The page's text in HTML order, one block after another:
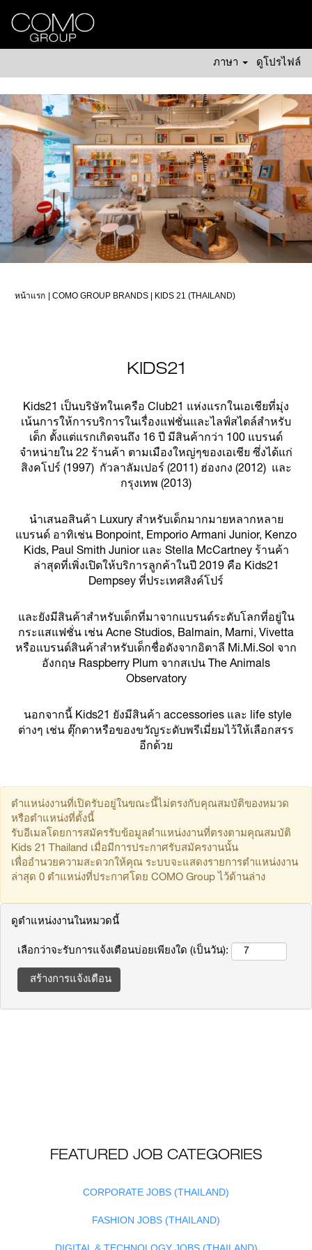
ภาษา ดูโปรไฟล์
21
Thailand
หน้าแรก | COMO GROUP BRANDS | KIDS 21 (THAILAND)
KIDS21
Kids21 เป็นบริษัทในเครือ Club21 แห่งแรกในเอเชียที่มุ่ง
เน้นการให้การบริการในเรื่องแฟชั่นและไลฟ์สไตล์สำหรับ
เด็ก ตั้งแต่แรกเกิดจนถึง 16 ปี มีสินค้ากว่า 100 แบรนด์
จำหน่ายใน 22 ร้านค้า ตามเมืองใหญ่ๆของเอเชีย ซึ่งได้แก่
สิงคโปร์ (1997) กัวลาลัมเปอร์ (2011) ฮ่องกง (2012) และ
กรุงเทพ (2013)
นำเสนอสินค้า Luxury สำหรับเด็กมากมายหลากหลาย
แบรนด์ อาทิเช่น Bonpoint, Emporio Armani Junior, Kenzo
Kids, Paul Smith Junior และ Stella McCartney ร้านค้า
ล่าสุดที่เพิ่งเปิดให้บริการลูกค้าในปี 2019 คือ Kids21
Dempsey ที่ประเทศสิงค์โปร์
และยังมีสินค้าสำหรับเด็กที่มาจากแบรนด์ระดับโลกที่อยู่ใน
กระแสแฟชั่น เช่น Acne Studios, Balmain, Marni, Vivetta
หรือแบรนด์สินค้าสำหรับเด็กชื่อดังจากอิตาลี Mi.Mi.Sol จาก
อังกฤษ Raspberry Plum จากสเปน The Animals
Observatory
นอกจากนี้ Kids21 ยังมีสินค้า accessories และ life style
ต่างๆ เช่น ตุ๊กตาหรือของขวัญระดับพรีเมี่ยมไว้ให้เลือกสรร
อีกด้วย
ตำแหน่งงานที่เปิดรับอยู่ในขณะนี้ไม่ตรงกับคุณสมบัติของหมวด
หรือตำแหน่งที่ตั้งนี้
รับอีเมลโดยการสมัครรับข้อมูลตำแหน่งงานที่ตรงตามคุณสมบัติ
Kids 21 Thailand เมื่อมีการประกาศรับสมัครงานนั้น
เพื่ออำนวยความสะดวกให้คุณ ระบบจะแสดงรายการตำแหน่งงาน
ล่าสุด 0 ตำแหน่งที่ประกาศโดย COMO Group ไว้ด้านล่าง
ดูตำแหน่งงานในหมวดนี้
เลือกว่าจะรับการแจ้งเตือนบ่อยเพียงใด (เป็นวัน):
FEATURED JOB CATEGORIES
CORPORATE JOBS (THAILAND)
FASHION JOBS (THAILAND)
DIGITAL & TECHNOLOGY JOBS (THAILAND)